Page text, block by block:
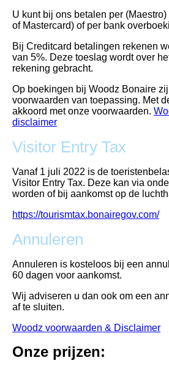
U kunt bij ons betalen per
of Mastercard) of per bank
Bij Creditcard betalingen rekenen
van 5%. Deze toeslag wordt over
rekening gebracht.
Op boekingen bij Woodz Bonaire
voorwaarden van toepassing. Met
akkoord met onze voorwaarden.
disclaimer
Visitor Entry Tax
Vanaf 1 juli 2022 is de
Visitor Entry Tax. Deze kan via
worden of bij aankomst op de
https://tourismtax.bonairegov.com/
Annuleren
Annuleren is kosteloos bij een
60 dagen voor aankomst.
Wij adviseren u dan ook om een
af te sluiten.
Woodz voorwaarden & Disclaimer
Onze prijzen: